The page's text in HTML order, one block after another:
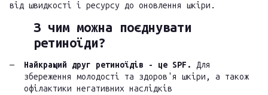
від швидкості і ресурсу до оновлення шкіри.
З чим можна поєднувати
ретиноїди?
Найкращий друг ретиноїдів - це SPF. Для
збереження молодості та здоров'я шкіри, а також
офілактики негативних наслідків